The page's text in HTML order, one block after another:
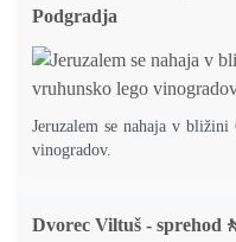
Podgradja
Jeruzalem se nahaja v bližini
vinogradov.
Dvorec Viltuš -